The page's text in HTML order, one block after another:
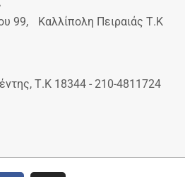
99, Καλλίπολη Πειραιάς Τ.Κ
Τ.Κ 18344 - 210-4811724